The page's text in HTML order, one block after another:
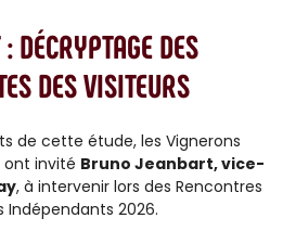
DÉCRYPTAGE DES
DES VISITEURS
de cette étude, les Vignerons
ont invité Bruno Jeanbart, vice-
, à intervenir lors des Rencontres
Indépendants 2026.